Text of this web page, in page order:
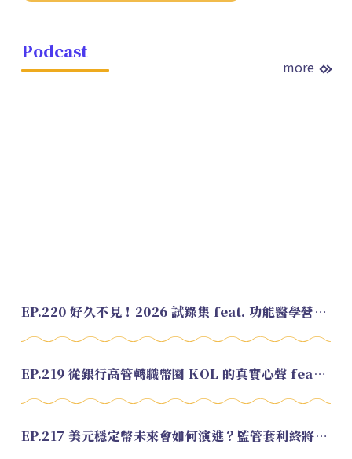
Podcast
more
EP.220 好久不見！2026 試錄集 feat. 功能醫學營養師 美寶
EP.219 從銀行高管轉職幣圈 KOL 的真實心聲 feat.龜大
EP.217 美元穩定幣未來會如何演進？監管套利終將收斂？feat. 研究員 余哲安